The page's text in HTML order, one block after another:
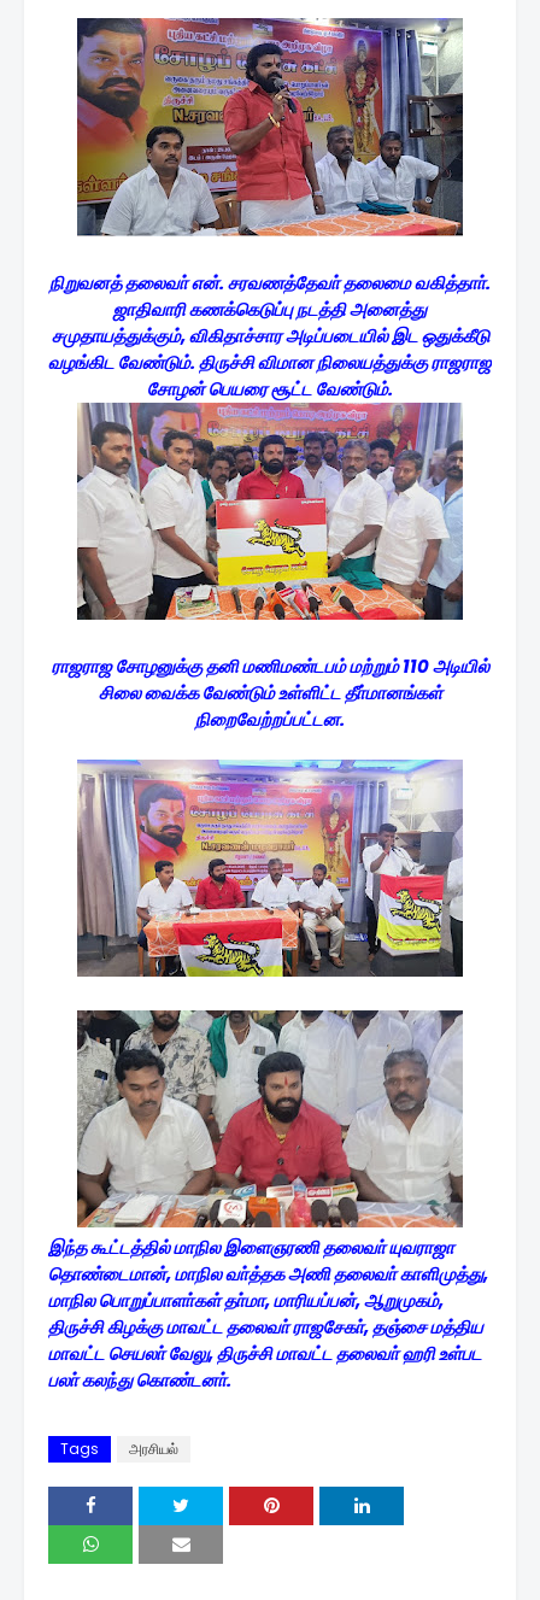
நிறுவனத் தலைவா் என். சரவணத்தேவா் தலைமை வகித்தாா்.
ஜாதிவாரி கணக்கெடுப்பு நடத்தி அனைத்து
சமுதாயத்துக்கும், விகிதாச்சார அடிப்படையில் இட ஒதுக்கீடு
வழங்கிட வேண்டும். திருச்சி விமான நிலையத்துக்கு ராஜராஜ
சோழன் பெயரை சூட்ட வேண்டும்.
ராஜராஜ சோழனுக்கு தனி மணிமண்டபம் மற்றும் 110 அடியில்
சிலை வைக்க வேண்டும் உள்ளிட்ட தீா்மானங்கள்
நிறைவேற்றப்பட்டன.
இந்த கூட்டத்தில் மாநில இளைஞரணி தலைவா் யுவராஜா
தொண்டைமான், மாநில வா்த்தக அணி தலைவா் காளிமுத்து,
மாநில பொறுப்பாளா்கள் தா்மா, மாரியப்பன், ஆறுமுகம்,
திருச்சி கிழக்கு மாவட்ட தலைவா் ராஜசேகா், தஞ்சை மத்திய
மாவட்ட செயலா் வேலு, திருச்சி மாவட்ட தலைவா் ஹரி உள்பட
பலா் கலந்து கொண்டனா்.
Tags அரசியல்